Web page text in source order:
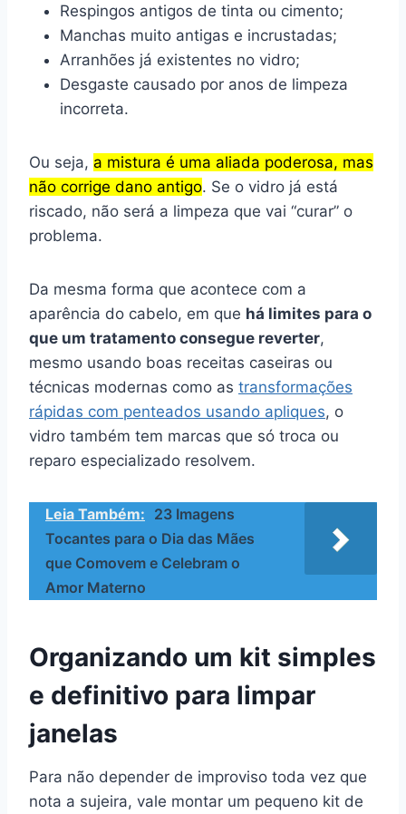
Respingos antigos de tinta ou cimento;
Manchas muito antigas e incrustadas;
Arranhões já existentes no vidro;
Desgaste causado por anos de limpeza
incorreta.
Ou seja, a mistura é uma aliada poderosa, mas
não corrige dano antigo. Se o vidro já está
riscado, não será a limpeza que vai “curar” o
problema.
Da mesma forma que acontece com a
aparência do cabelo, em que há limites para o
que um tratamento consegue reverter,
mesmo usando boas receitas caseiras ou
técnicas modernas como as transformações
rápidas com penteados usando apliques, o
vidro também tem marcas que só troca ou
reparo especializado resolvem.
Leia Também: 23 Imagens
Tocantes para o Dia das Mães
que Comovem e Celebram o
Amor Materno
Organizando um kit simples
e definitivo para limpar
janelas
Para não depender de improviso toda vez que
nota a sujeira, vale montar um pequeno kit de